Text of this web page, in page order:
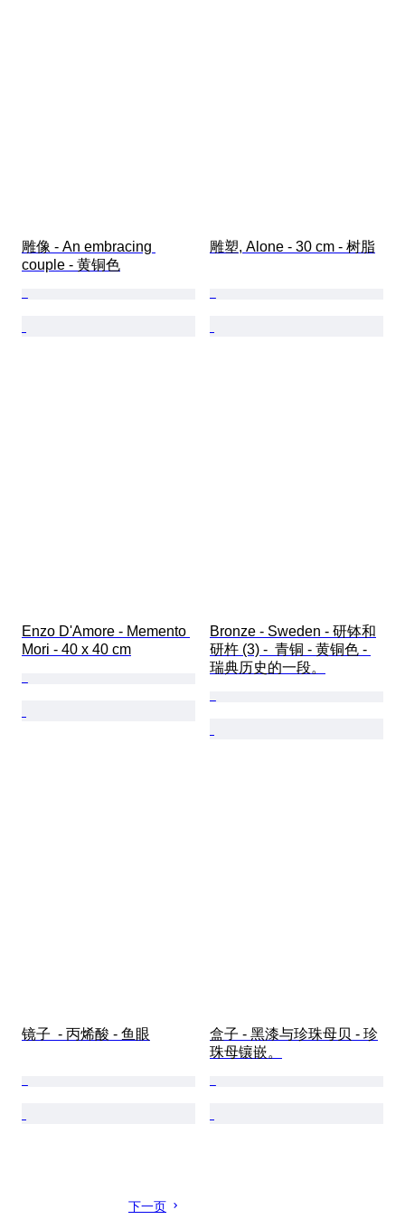
雕像 - An embracing
couple - 黄铜色
雕塑, Alone - 30 cm - 树脂
Enzo D'Amore - Memento
Mori - 40 x 40 cm
Bronze - Sweden - 研钵和
研杵 (3) -  青铜 - 黄铜色 -
瑞典历史的一段。
镜子  - 丙烯酸 - 鱼眼
盒子 - 黑漆与珍珠母贝 - 珍
珠母镶嵌。
下一页